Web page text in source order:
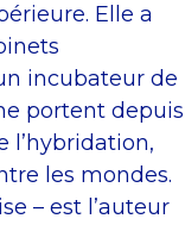
Elle a
incubateur de
portent depuis
l’hybridation,
les mondes.
– est l’auteur